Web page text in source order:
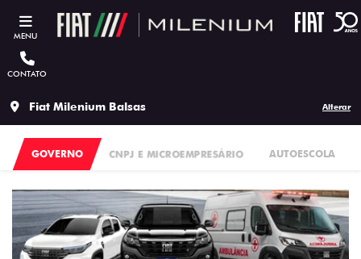
MENU
CONTATO
Fiat Milenium Balsas Alterar
CNPJ E MICROEMPRESÁRIO AUTOESCOLA
GOVERNO